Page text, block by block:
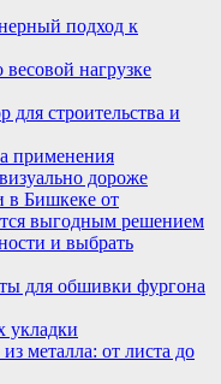
подход к
нагрузке
строительства и
применения
дороже
в Бишкеке от
выгодным решением
и выбрать
для обшивки фургона
укладки
металла: от листа до